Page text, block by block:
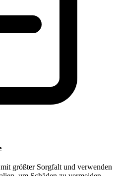
größter Sorgfalt und verwenden